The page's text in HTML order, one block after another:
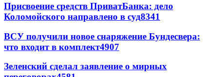
Присвоение средств ПриватБанка: дело
Коломойского направлено в суд8341
ВСУ получили новое снаряжение Бундесвера:
что входит в комплект4907
Зеленский сделал заявление о мирных